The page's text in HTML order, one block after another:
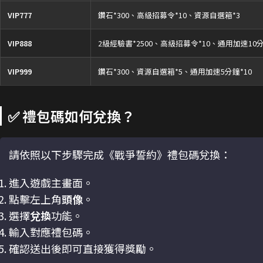
VIP777 鑽石*300、高級招募令*10、資源自選箱*3
VIP888 2級經驗書*2500、高級招募令*10、通用加速10
VIP999 鑽石*300、資源自選箱*5、通用加速5分鐘*10
✅ 禮包碼如何兌換？
請依照以下步驟完成《戰爭誓約》禮包碼兌換：
進入遊戲主畫面。
點擊左上角頭像 。
選擇兌換功能。
輸入對應禮包碼。
確認送出後即可直接獲得獎勵。